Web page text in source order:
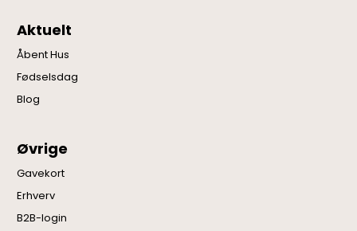
Aktuelt
Åbent Hus
Fødselsdag
Blog
Øvrige
Gavekort
Erhverv
B2B-login